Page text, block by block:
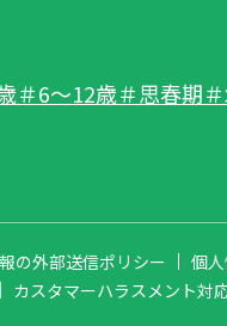
＃6～12歳＃思春期
の外部送信ポリシー 個
カスタマーハラスメント対